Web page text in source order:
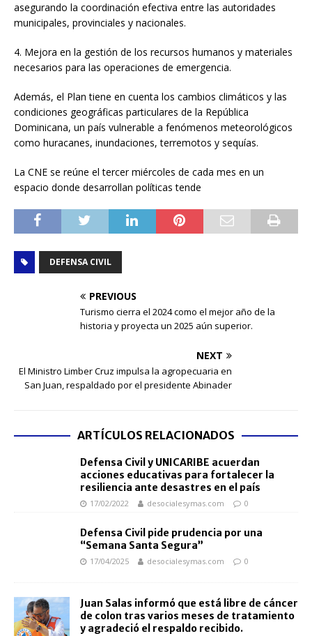
asegurando la coordinación efectiva entre las autoridades
municipales, provinciales y nacionales.
4. Mejora en la gestión de los recursos humanos y materiales
necesarios para las operaciones de emergencia.
Además, el Plan tiene en cuenta los cambios climáticos y las
condiciones geográficas particulares de la República
Dominicana, un país vulnerable a fenómenos meteorológicos
como huracanes, inundaciones, terremotos y sequías.
La CNE se reúne el tercer miércoles de cada mes en un
espacio donde desarrollan políticas tende
DEFENSA CIVIL
PREVIOUS
Turismo cierra el 2024 como el mejor año de la
historia y proyecta un 2025 aún superior.
NEXT
El Ministro Limber Cruz impulsa la agropecuaria en
San Juan, respaldado por el presidente Abinader
ARTÍCULOS RELACIONADOS
Defensa Civil y UNICARIBE acuerdan
acciones educativas para fortalecer la
resiliencia ante desastres en el país
17/02/2022 desocialesymas.com 0
Defensa Civil pide prudencia por una
“Semana Santa Segura”
17/04/2025 desocialesymas.com 0
Juan Salas informó que está libre de cáncer
de colon tras varios meses de tratamiento
y agradeció el respaldo recibido.